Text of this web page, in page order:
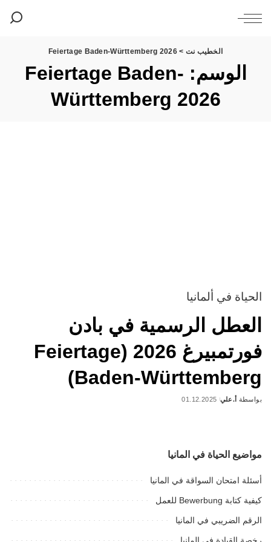
الخطيب نت >
Feiertage Baden-Württemberg 2026
الوسم: Feiertage Baden-
Württemberg 2026
الحياة في ألمانيا
العطل الرسمية في بادن
فورتمبيرغ 2026 (Feiertage
Baden-Württemberg)
Posted
بواسطة أ.علي 01.12.2025
مواضيع الحياة في المانيا
أسئلة امتحان السواقة في المانيا
كيفية كتابة Bewerbung للعمل
الرقم الضريبي في المانيا
رخصة القيادة في المانيا